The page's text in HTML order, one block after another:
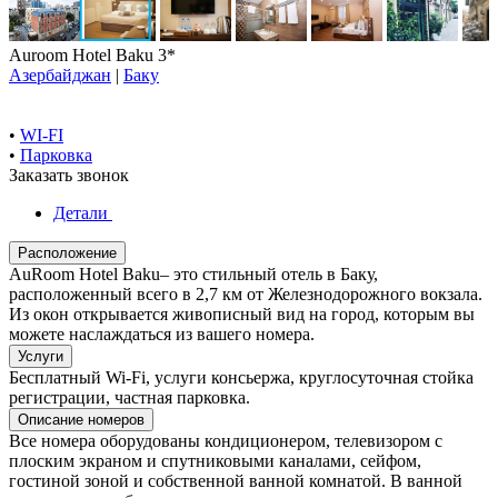
Auroom Hotel Baku 3*
Азербайджан | Баку
• WI-FI
• Парковка
Заказать звонок
Детали
Расположение
AuRoom Hotel Baku– это стильный отель в Баку,
расположенный всего в 2,7 км от Железнодорожного вокзала.
Из окон открывается живописный вид на город, которым вы
можете наслаждаться из вашего номера.
Услуги
Бесплатный Wi-Fi, услуги консьержа, круглосуточная стойка
регистрации, частная парковка.
Описание номеров
Все номера оборудованы кондиционером, телевизором с
плоским экраном и спутниковыми каналами, сейфом,
гостиной зоной и собственной ванной комнатой. В ванной